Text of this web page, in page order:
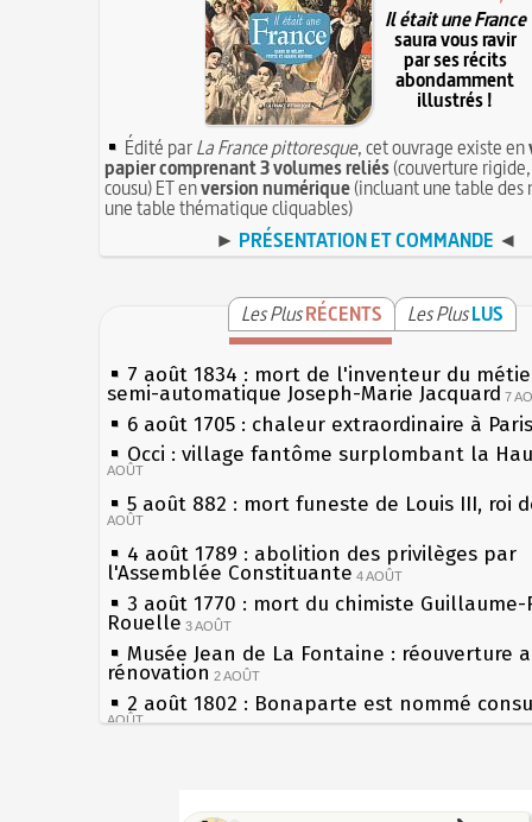
Il était une France
saura vous ravir
par ses récits
abondamment
illustrés !
Édité parLa France pittoresque, cet ouvrage existe en
papier comprenant 3 volumes reliés(couverture
cousu) ET enversion numérique(incluant une table des
une table thématique cliquables)
► PRÉSENTATION ET COMMANDE ◄
Les PlusRÉCENTS Les PlusLUS
7 août 1834 : mort de l'inventeur du
semi-automatique Joseph-Marie Jacquard 7
6 août 1705 : chaleur extraordinaire à Paris
Occi : village fantôme surplombant la
AOÛT
5 août 882 : mort funeste de Louis III, roi
AOÛT
4 août 1789 : abolition des privilèges par
l'Assemblée Constituante 4 AOÛT
3 août 1770 : mort du chimiste Guillaume-
Rouelle 3 AOÛT
Musée Jean de La Fontaine : réouverture
rénovation 2 AOÛT
2 août 1802 : Bonaparte est nommé
AOÛT
les siècles